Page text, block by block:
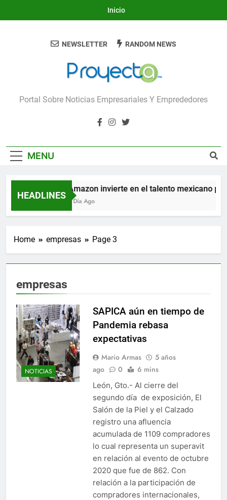
Inicio
Proyecta
Portal Sobre Noticias Empresariales Y Emprededores
NEWSLETTER RANDOM NEWS
MENU
HEADLINES
Amazon invierte en el talento mexicano
1 Día Ago
Home empresas Page 3
empresas
NOTICIAS
SAPICA aún en tiempo de
Pandemia rebasa
expectativas
Mario Armas
5 años
ago
0 6 mins
León, Gto.- Al cierre del
segundo día de exposición, El
Salón de la Piel y el Calzado
registro una afluencia
acumulada de 1109 compradores
lo cual representa un superavit
en relación al evento de octubre
2020 que fue de 862. Con
relación a la participación de
compradores internacionales,